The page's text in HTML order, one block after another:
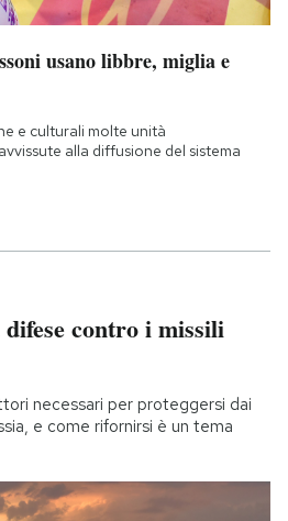
usano libbre, miglia e
e culturali molte unità
alla diffusione del sistema
difese contro i missili
necessari per proteggersi dai
e come rifornirsi è un tema